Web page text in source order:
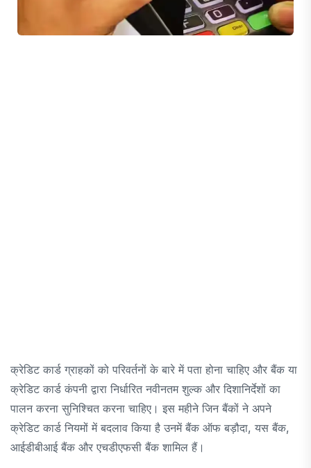
क्रेडिट कार्ड ग्राहकों को परिवर्तनों के बारे में पता होना चाहिए और बैंक या
क्रेडिट कार्ड कंपनी द्वारा निर्धारित नवीनतम शुल्क और दिशानिर्देशों का
पालन करना सुनिश्चित करना चाहिए। इस महीने जिन बैंकों ने अपने
क्रेडिट कार्ड नियमों में बदलाव किया है उनमें बैंक ऑफ बड़ौदा, यस बैंक,
आईडीबीआई बैंक और एचडीएफसी बैंक शामिल हैं।